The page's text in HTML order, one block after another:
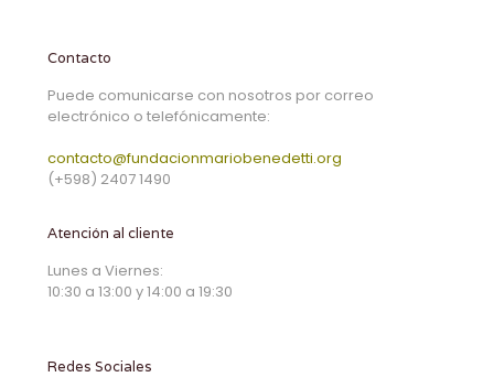
Contacto
Puede comunicarse con nosotros por correo
electrónico o telefónicamente:
contacto@fundacionmariobenedetti.org
(+598) 2407 1490
Atención al cliente
Lunes a Viernes:
10:30 a 13:00 y 14:00 a 19:30
Redes Sociales